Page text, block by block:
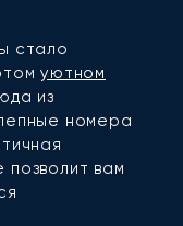
стало
уютном
из
номера
вам